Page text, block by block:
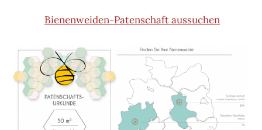
Bienenweiden-Patenschaft aussuchen